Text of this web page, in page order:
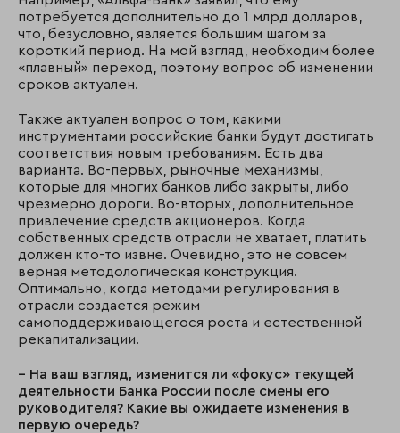
потребуется дополнительно до 1 млрд долларов,
что, безусловно, является большим шагом за
короткий период. На мой взгляд, необходим более
«плавный» переход, поэтому вопрос об изменении
сроков актуален.
Также актуален вопрос о том, какими
инструментами российские банки будут достигать
соответствия новым требованиям. Есть два
варианта. Во-первых, рыночные механизмы,
которые для многих банков либо закрыты, либо
чрезмерно дороги. Во-вторых, дополнительное
привлечение средств акционеров. Когда
собственных средств отрасли не хватает, платить
должен кто-то извне. Очевидно, это не совсем
верная методологическая конструкция.
Оптимально, когда методами регулирования в
отрасли создается режим
самоподдерживающегося роста и естественной
рекапитализации.
– На ваш взгляд, изменится ли «фокус» текущей
деятельности Банка России после смены его
руководителя? Какие вы ожидаете изменения в
первую очередь?